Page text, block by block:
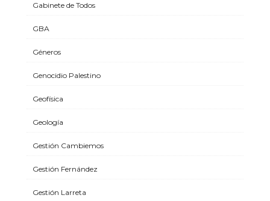
Gabinete de Todos
GBA
Géneros
Genocidio Palestino
Geofísica
Geología
Gestión Cambiemos
Gestión Fernández
Gestión Larreta